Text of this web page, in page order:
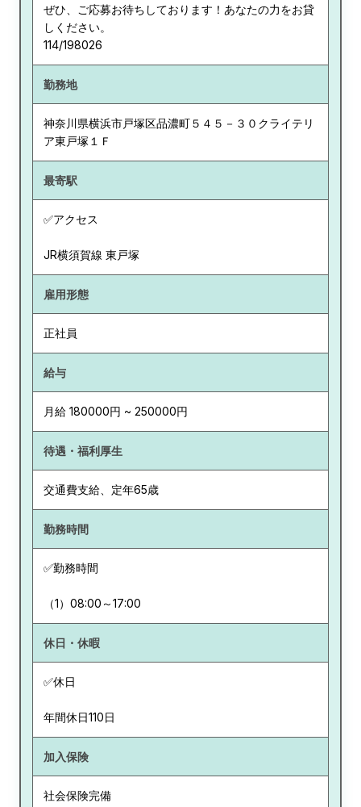
ぜひ、ご応募お待ちしております！あなたの力をお貸
しください。
114/198026
勤務地
神奈川県横浜市戸塚区品濃町５４５－３０クライテリ
ア東戸塚１Ｆ
最寄駅
✅アクセス
JR横須賀線 東戸塚
雇用形態
正社員
給与
月給 180000円 ~ 250000円
待遇・福利厚生
交通費支給、定年65歳
勤務時間
✅勤務時間
（1）08:00～17:00
休日・休暇
✅休日
年間休日110日
加入保険
社会保険完備